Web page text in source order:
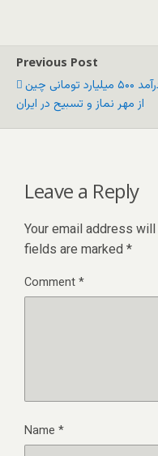
Previous Post
درآمد ۵۰۰ میلیارد تومانی چین
از مهر نماز و تسبیح در ایران
Leave a Reply
Your email address
fields are marked *
Comment*
Name *